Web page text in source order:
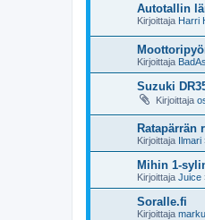
Autotallin
Kirjoittaja Harri
Kirjoittaja
Suzuki
Kirjoittaja
Ratapärrän
Kirjoittaja Ilmari
Mihin 1-
Kirjoittaja Juice
Soralle.fi
Kirjoittaja